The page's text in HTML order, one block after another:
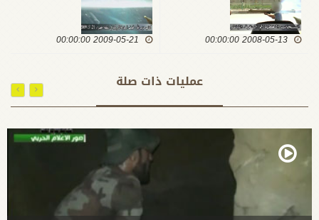
2008-05-13 00:00:00
2009-05-21 00:00:00
عمليات ذات صلة